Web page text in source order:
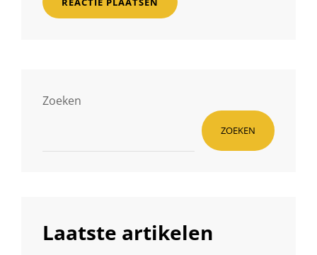
Zoeken
ZOEKEN
Laatste artikelen